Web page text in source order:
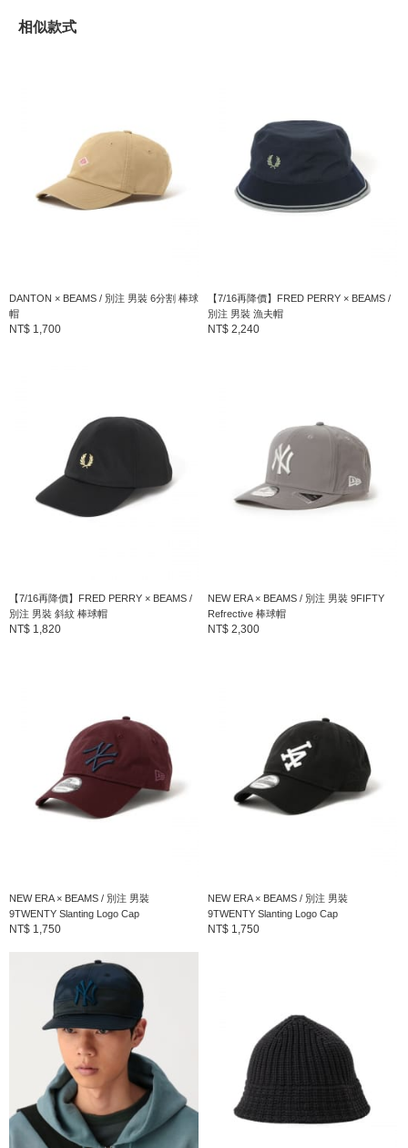
相似款式
DANTON × BEAMS / 別注 男裝 6分割 棒球
帽
NT$ 1,700
【7/16再降價】FRED PERRY × BEAMS /
別注 男裝 漁夫帽
NT$ 2,240
【7/16再降價】FRED PERRY × BEAMS /
別注 男裝 斜紋 棒球帽
NT$ 1,820
NEW ERA × BEAMS / 別注 男裝 9FIFTY
Refrective 棒球帽
NT$ 2,300
NEW ERA × BEAMS / 別注 男裝
9TWENTY Slanting Logo Cap
NT$ 1,750
NEW ERA × BEAMS / 別注 男裝
9TWENTY Slanting Logo Cap
NT$ 1,750